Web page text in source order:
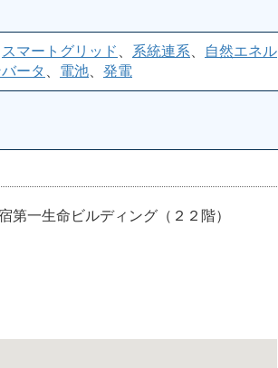
スマートグリッド 系統連系
自然エネル
ータ 電池 発電
一生命ビルディング（２２階）